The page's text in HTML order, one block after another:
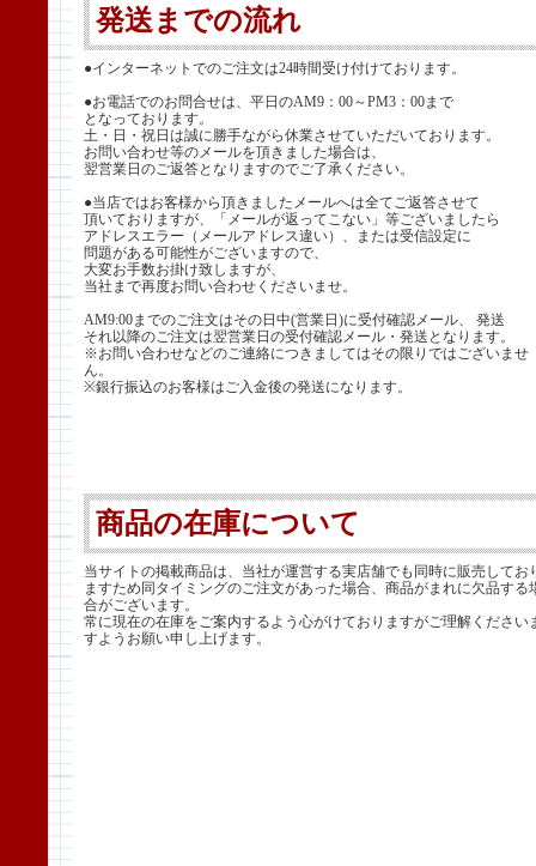
発送までの流れ
●インターネットでのご注文は24時間受け付けております。
●お電話でのお問合せは、平日のAM9：00～PM3：00まで
となっております。
土・日・祝日は誠に勝手ながら休業させていただいております。
お問い合わせ等のメールを頂きました場合は、
翌営業日のご返答となりますのでご了承ください。
●当店ではお客様から頂きましたメールへは全てご返答させて
頂いておりますが、「メールが返ってこない」等ございましたら
アドレスエラー（メールアドレス違い）、または受信設定に
問題がある可能性がございますので、
大変お手数お掛け致しますが、
当社まで再度お問い合わせくださいませ。
AM9:00までのご注文はその日中(営業日)に受付確認メール、 発送
それ以降のご注文は翌営業日の受付確認メール・発送となります。
※お問い合わせなどのご連絡につきましてはその限りではございませ
ん。
※銀行振込のお客様はご入金後の発送になります。
商品の在庫について
当サイトの掲載商品は、当社が運営する実店舗でも同時に販売してお
ますため同タイミングのご注文があった場合、商品がまれに欠品する
合がございます。
常に現在の在庫をご案内するよう心がけておりますがご理解ください
すようお願い申し上げます。